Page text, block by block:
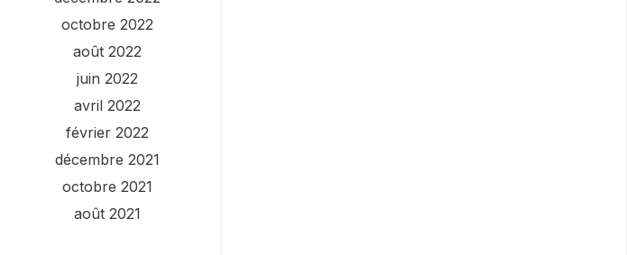
octobre 2022
août 2022
juin 2022
avril 2022
février 2022
décembre 2021
octobre 2021
août 2021